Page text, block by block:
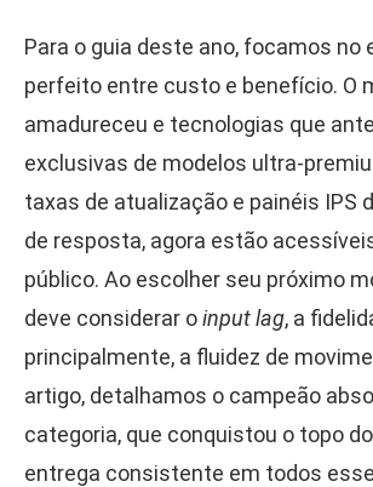
Para o guia deste ano, focamos no
perfeito entre custo e benefício. O
amadureceu e tecnologias que
exclusivas de modelos ultra-
taxas de atualização e painéis IPS
de resposta, agora estão
público. Ao escolher seu próximo
deve considerar oinput lag, a
principalmente, a fluidez de
artigo, detalhamos o campeão
categoria, que conquistou o topo
entrega consistente em todos